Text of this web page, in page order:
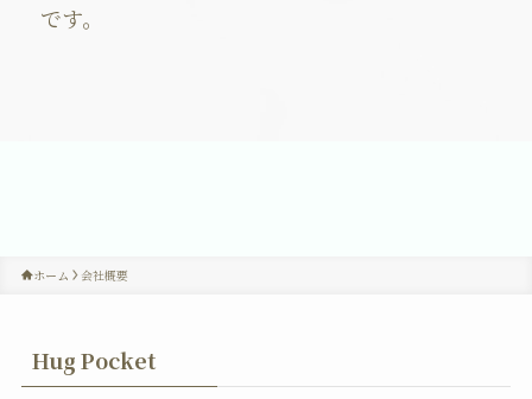
です。
ホーム 会社概要
Hug Pocket